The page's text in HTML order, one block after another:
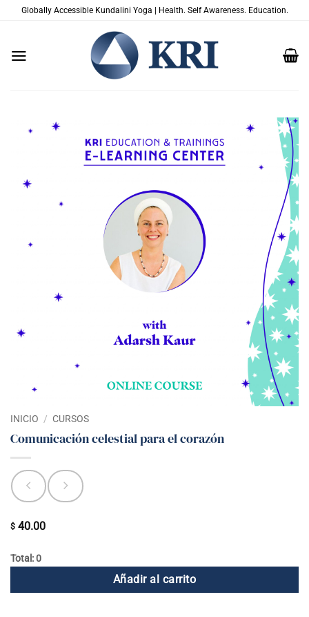
SaltarGlobally Accessible Kundalini Yoga | Health. Self Awareness. Education.
INICIO / CURSOS
Comunicación celestial para el corazón
$ 40.00
Total: 0
Añadir al carrito